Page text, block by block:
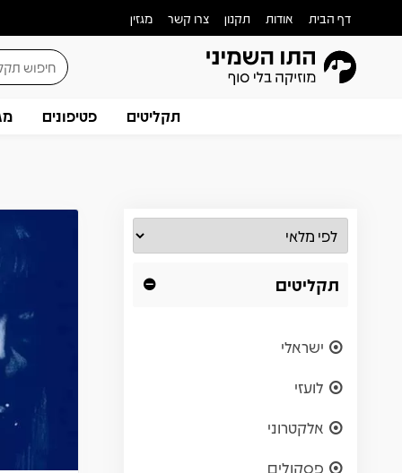
דף הבית אודות תקנון צרו קשר מגזין
תקליטים פטיפונים
תקליטים
ישראלי
לועזי
אלקטרוני
פסקולים